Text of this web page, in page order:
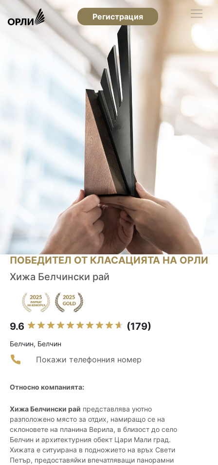
Регистрация
ПОБЕДИТЕЛ ОТ КЛАСАЦИЯТА НА ОРЛИ
Хижа Белчински рай
9.6 (179)
Белчин, Белчин
Покажи телефонния номер
Относно компанията:
Хижа Белчински рай представлява уютно
разположено място за отдих, намиращо се на
склоновете на планина Верила, в близост до село
Белчин и архитектурния обект Цари Мали град.
Хижата е ситуирана в подножието на връх Свети
Петър, предоставяйки впечатляващи панорамни